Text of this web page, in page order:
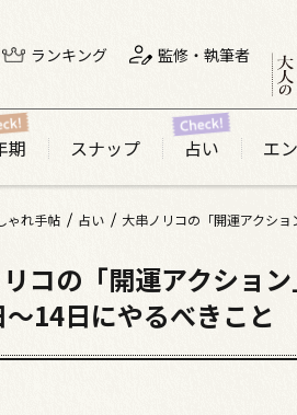
ランキング 監修・執筆者
期 スナップ 占い エ
ゃれ手帖 占い 大串ノリコの「開運アクシ
コの「開運アクション
14日にやるべきこと